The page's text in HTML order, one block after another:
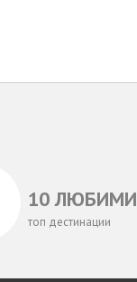
10 ЛЮБИМИ
топ дестинации